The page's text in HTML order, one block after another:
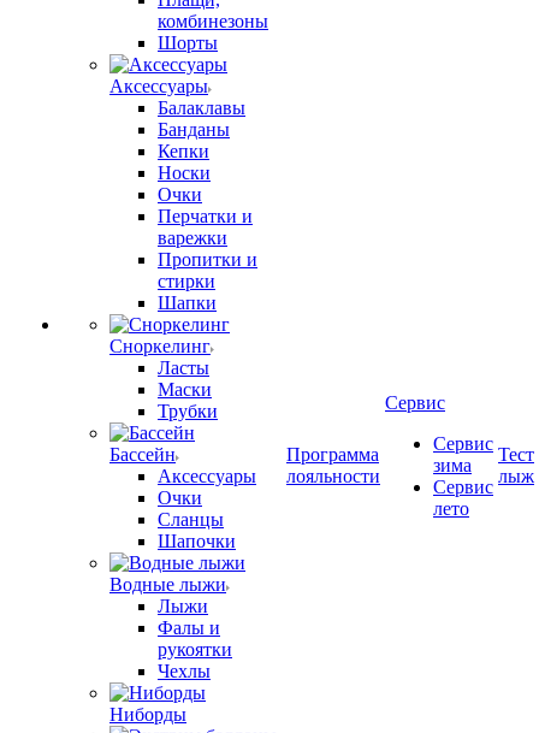
комбинезоны
Шорты
Аксессуары
Балаклавы
Банданы
Кепки
Носки
Очки
Перчатки и
варежки
Пропитки и
стирки
Шапки
Сноркелинг
Ласты
Маски
Трубки
Бассейн
Аксессуары
Очки
Сланцы
Шапочки
Водные лыжи
Лыжи
Фалы и
рукоятки
Чехлы
Ниборды
Программа
лояльности
Сервис
Сервис
зима
Сервис
лето
Тест
лыж